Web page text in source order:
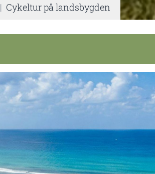
| Cykeltur på landsbygden